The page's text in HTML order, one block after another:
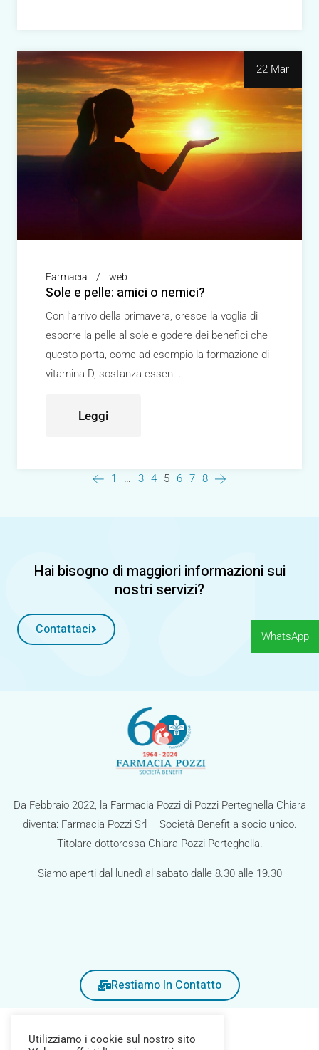
22 Mar
Farmacia web
Sole e pelle: amici o nemici?
Con l’arrivo della primavera, cresce la voglia di
esporre la pelle al sole e godere dei benefici che
questo porta, come ad esempio la formazione di
vitamina D, sostanza essen
Leggi
1 … 3 4 5 6 7 8
Hai bisogno di maggiori informazioni sui
nostri servizi?
Contattaci
Da Febbraio 2022, la Farmacia Pozzi di Pozzi Perteghella Chiara
diventa: Farmacia Pozzi Srl – Società Benefit a socio unico.
Titolare dottoressa Chiara Pozzi Perteghella.
Siamo aperti dal lunedì al sabato dalle 8.30 alle 19.30
Restiamo In Contatto
Utilizziamo i cookie sul nostro sito
WhatsApp